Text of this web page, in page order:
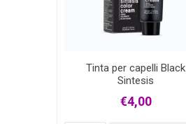
Tinta per capelli Black
Sintesis
€4,00